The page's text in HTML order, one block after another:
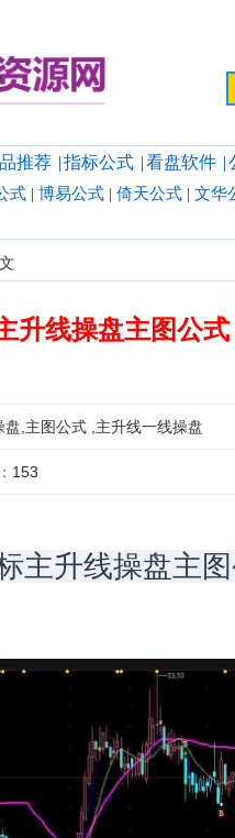
推荐 | 指标公式 | 看盘软件 |
式 | 博易公式 | 倚天公式 | 文华
升线操盘主图公
,主图公式 ,主升线一线操盘
153
主升线操盘主